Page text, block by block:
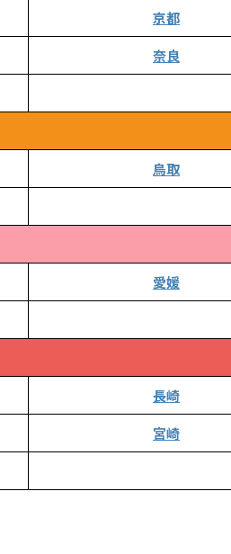
京都
奈良
鳥取
愛媛
長崎
宮崎